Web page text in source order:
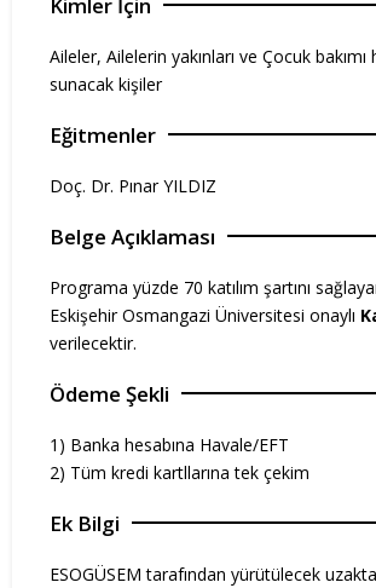
Aileler, Ailelerin yakınları ve Çocuk bakımı
sunacak kişiler
Eğitmenler
Doç. Dr. Pınar YILDIZ
Belge Açıklaması
Programa yüzde 70 katılım şartını
Eskişehir Osmangazi Üniversitesi onaylı
verilecektir.
Ödeme Şekli
1) Banka hesabına Havale/EFT
2) Tüm kredi kartllarına tek çekim
Ek Bilgi
ESOGÜSEM tarafından yürütülecek